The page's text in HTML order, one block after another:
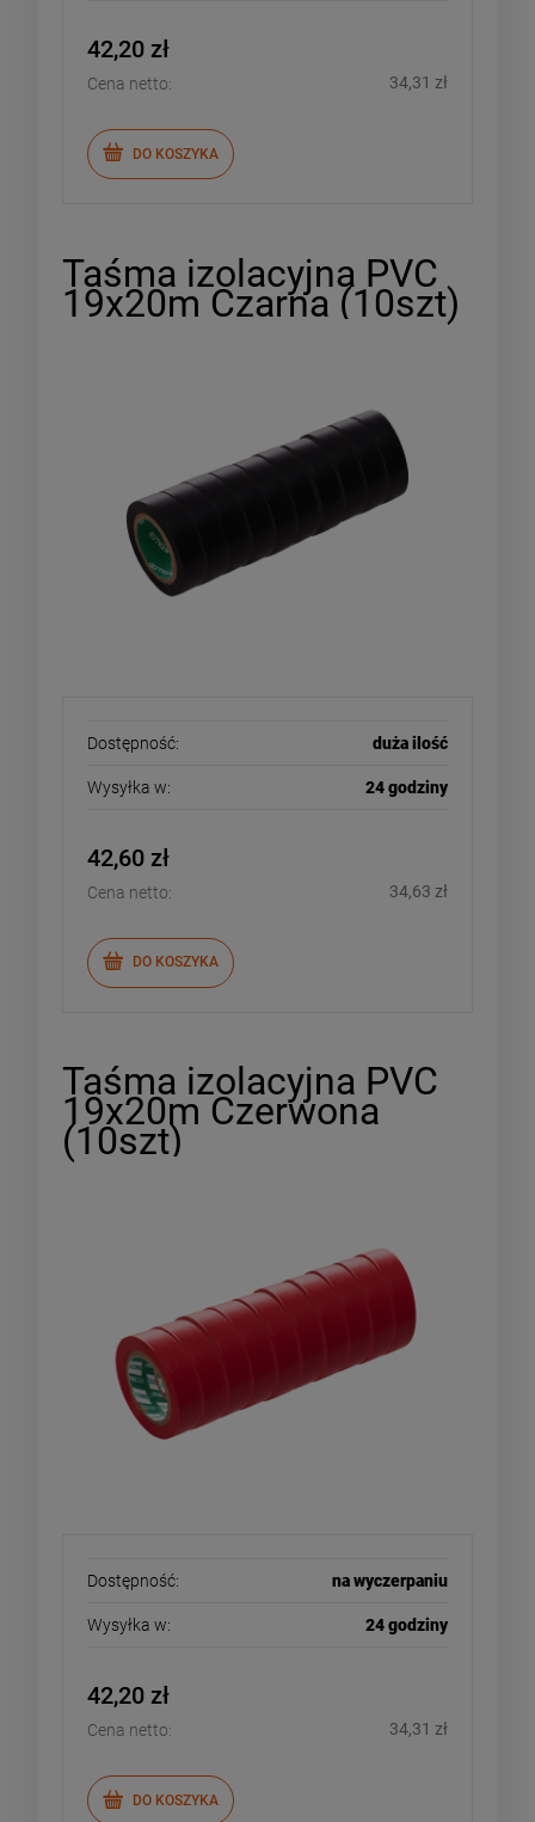
42,20 zł
Cena netto: 34,31 zł
DO KOSZYKA
Taśma izolacyjna PVC
19x20m Czarna (10szt)
Dostępność: duża ilość
Wysyłka w: 24 godziny
42,60 zł
Cena netto: 34,63 zł
DO KOSZYKA
Taśma izolacyjna PVC
19x20m Czerwona
(10szt)
Dostępność: na wyczerpaniu
Wysyłka w: 24 godziny
42,20 zł
Cena netto: 34,31 zł
DO KOSZYKA